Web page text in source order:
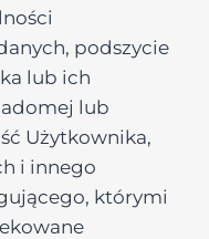
podszycie
lub ich
lub
Użytkownika,
i innego
którymi